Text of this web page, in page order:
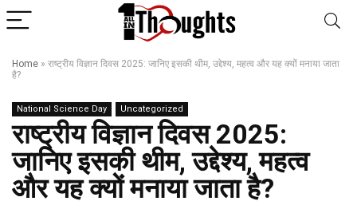
Home » राष्ट्रीय विज्ञान दिवस 2025: जानिए इसकी थीम, उद्देश्य, महत्व और यह क्यों मनाया जाता
है?
National Science Day Uncategorized
राष्ट्रीय विज्ञान दिवस 2025:
जानिए इसकी थीम, उद्देश्य, महत्व
और यह क्यों मनाया जाता है?